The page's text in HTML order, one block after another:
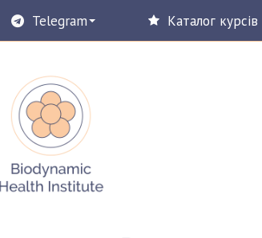
Telegram Каталог курсів